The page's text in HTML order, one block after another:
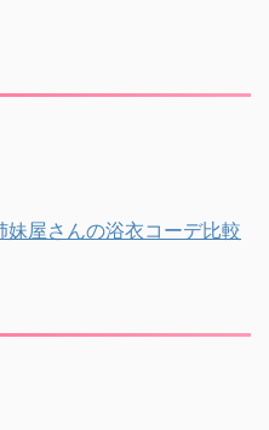
屋さんの浴衣コーデ比較